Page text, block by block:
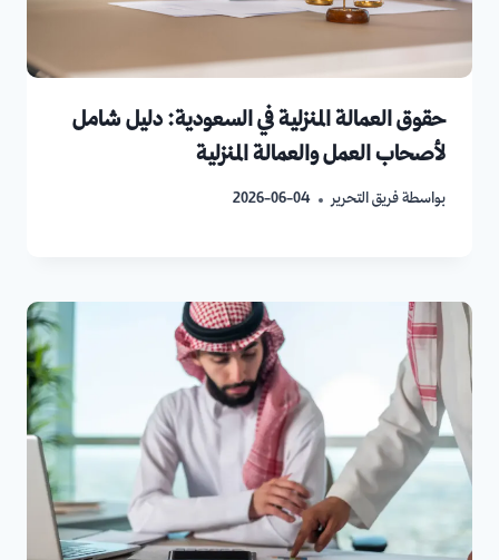
حقوق العمالة المنزلية في السعودية: دليل شامل
لأصحاب العمل والعمالة المنزلية
بواسطةفريق التحرير 2026-06-04